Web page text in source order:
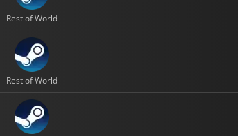
Rest of World
Rest of World